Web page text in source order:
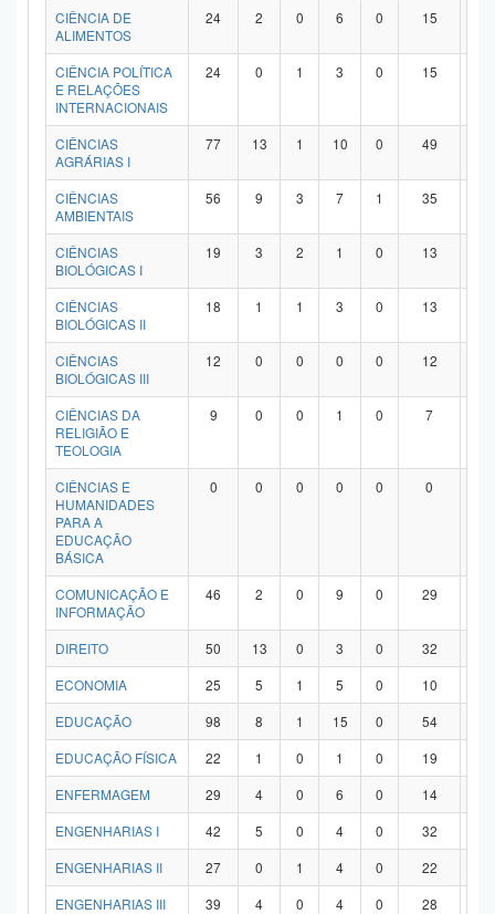
CIÊNCIA DE
ALIMENTOS
24 2 0 6 0 15
CIÊNCIA POLÍTICA
E RELAÇÕES
INTERNACIONAIS
24 0 1 3 0 15
CIÊNCIAS
AGRÁRIAS I
77 13 1 10 0 49
CIÊNCIAS
AMBIENTAIS
56 9 3 7 1 35
CIÊNCIAS
BIOLÓGICAS I
19 3 2 1 0 13
CIÊNCIAS
BIOLÓGICAS II
18 1 1 3 0 13
CIÊNCIAS
BIOLÓGICAS III
12 0 0 0 0 12
CIÊNCIAS DA
RELIGIÃO E
TEOLOGIA
9 0 0 1 0 7
CIÊNCIAS E
HUMANIDADES
PARA A
EDUCAÇÃO
BÁSICA
0 0 0 0 0 0
COMUNICAÇÃO E
INFORMAÇÃO
46 2 0 9 0 29
DIREITO 50 13 0 3 0 32
ECONOMIA
25 5 1 5 0 10
EDUCAÇÃO
98 8 1 15 0 54
EDUCAÇÃO FÍSICA
22 1 0 1 0 19
ENFERMAGEM
29 4 0 6 0 14
ENGENHARIAS I
42 5 0 4 0 32
ENGENHARIAS II
27 0 1 4 0 22
ENGENHARIAS III
39 4 0 4 0 28